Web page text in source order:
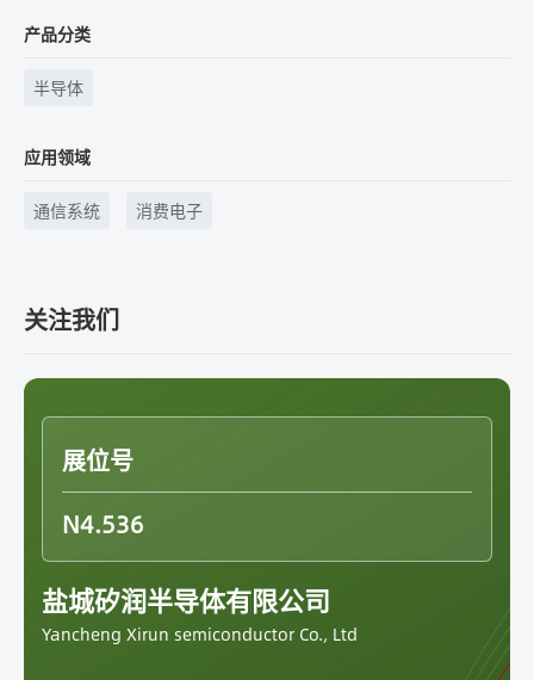
产品分类
半导体
应用领域
通信系统 消费电子
关注我们
展位号
N4.536
盐城矽润半导体有限公司
Yancheng Xirun semiconductor Co., Ltd